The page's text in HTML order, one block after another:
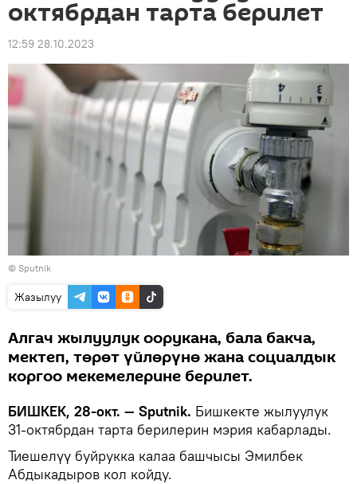
октябрдан тарта берилет
12:59 28.10.2023
© Sputnik
Жазылуу
Алгач жылуулук оорукана, бала бакча,
мектеп, төрөт үйлөрүнө жана социалдык
коргоо мекемелерине берилет.
БИШКЕК, 28-окт. — Sputnik. Бишкекте жылуулук
31-октябрдан тарта берилерин мэрия кабарлады.
Тиешелүү буйрукка калаа башчысы Эмилбек
Абдыкадыров кол койду.